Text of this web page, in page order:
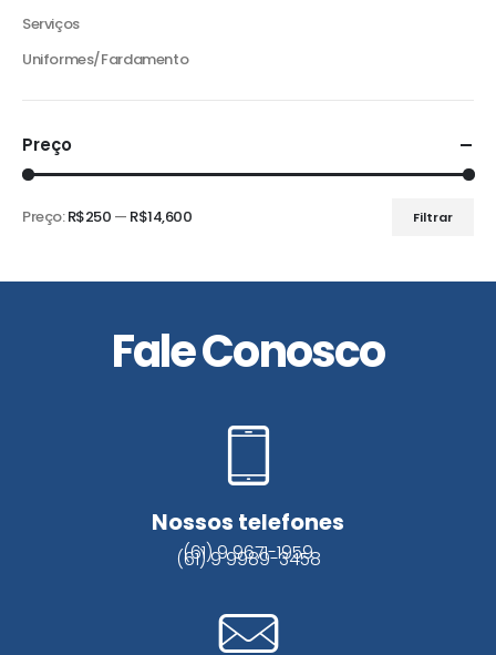
Serviços
Uniformes/Fardamento
Preço
Preço
Preço
Filtrar
Preço:R$250 — R$14,600
Fale Conosco
Nossos telefones
(61) 9 9671-1959
(61) 9 9989-3458